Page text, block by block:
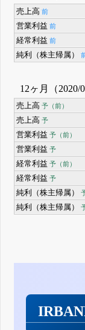
売上高前
営業利益前
経常利益前
純利（株主帰属）
12ヶ月（2020/
売上高予（前）
売上高予
営業利益予（前）
営業利益予
経常利益予（前）
経常利益予
純利（株主帰属）
純利（株主帰属）